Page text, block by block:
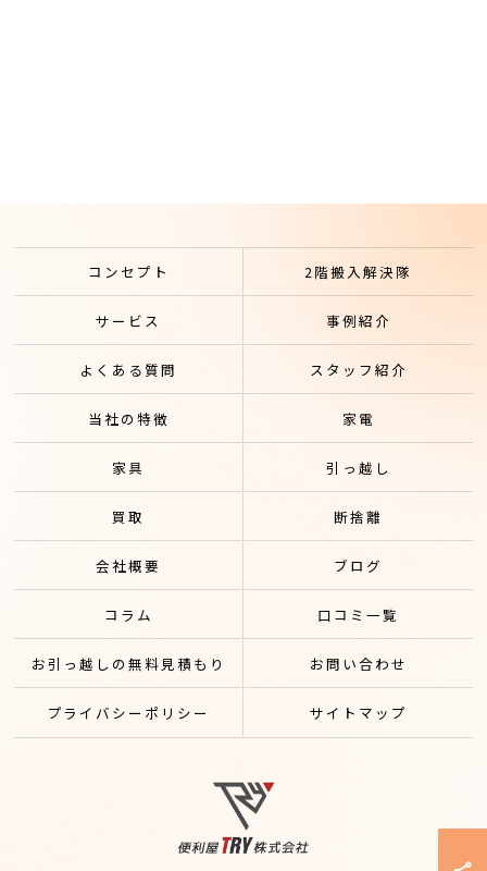
コンセプト 2階搬入解決隊
サービス 事例紹介
よくある質問 スタッフ紹介
当社の特徴 家電
家具 引っ越し
買取 断捨離
会社概要 ブログ
コラム 口コミ一覧
お引っ越しの無料見積もり お問い合わせ
プライバシーポリシー サイトマップ